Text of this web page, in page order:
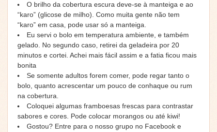
O brilho da cobertura escura deve-se à manteiga e ao
“karo” (glicose de milho). Como muita gente não tem
“karo” em casa, pode usar só a manteiga.
Eu servi o bolo em temperatura ambiente, e também
gelado. No segundo caso, retirei da geladeira por 20
minutos e cortei. Achei mais fácil assim e a fatia ficou mais
bonita
Se somente adultos forem comer, pode regar tanto o
bolo, quanto acrescentar um pouco de conhaque ou rum
na cobertura.
Coloquei algumas framboesas frescas para contrastar
sabores e cores. Pode colocar morangos ou até kiwi!
Gostou? Entre para o nosso grupo no Facebook e